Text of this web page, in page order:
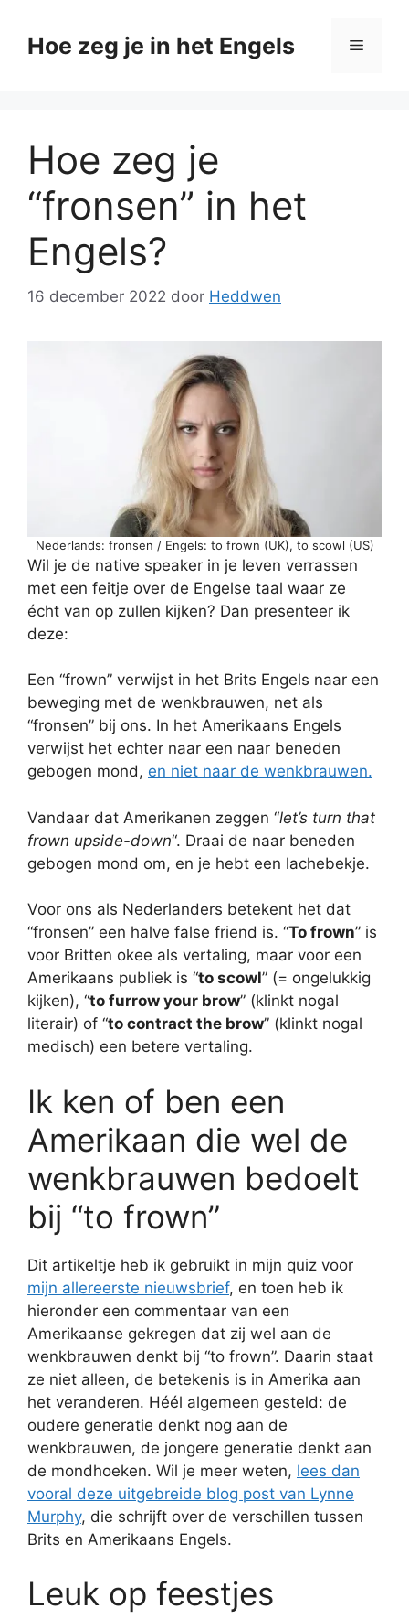
naarHoe zeg je in het Engels Menu
Hoe zeg je
“fronsen” in het
Engels?
16 december 2022 door Heddwen
Nederlands: fronsen / Engels: to frown (UK), to scowl (US)
Wil je de native speaker in je leven verrassen
met een feitje over de Engelse taal waar ze
écht van op zullen kijken? Dan presenteer ik
deze:
Een “frown” verwijst in het Brits Engels naar een
beweging met de wenkbrauwen, net als
“fronsen” bij ons. In het Amerikaans Engels
verwijst het echter naar een naar beneden
gebogen mond, en niet naar de wenkbrauwen.
Vandaar dat Amerikanen zeggen “let’s turn that
frown upside-down“. Draai de naar beneden
gebogen mond om, en je hebt een lachebekje.
Voor ons als Nederlanders betekent het dat
“fronsen” een halve false friend is. “To frown” is
voor Britten okee als vertaling, maar voor een
Amerikaans publiek is “to scowl” (= ongelukkig
kijken), “to furrow your brow” (klinkt nogal
literair) of “to contract the brow” (klinkt nogal
medisch) een betere vertaling.
Ik ken of ben een
Amerikaan die wel de
wenkbrauwen bedoelt
bij “to frown”
Dit artikeltje heb ik gebruikt in mijn quiz voor
mijn allereerste nieuwsbrief, en toen heb ik
hieronder een commentaar van een
Amerikaanse gekregen dat zij wel aan de
wenkbrauwen denkt bij “to frown”. Daarin staat
ze niet alleen, de betekenis is in Amerika aan
het veranderen. Héél algemeen gesteld: de
oudere generatie denkt nog aan de
wenkbrauwen, de jongere generatie denkt aan
de mondhoeken. Wil je meer weten, lees dan
vooral deze uitgebreide blog post van Lynne
Murphy, die schrijft over de verschillen tussen
Brits en Amerikaans Engels.
Leuk op feestjes